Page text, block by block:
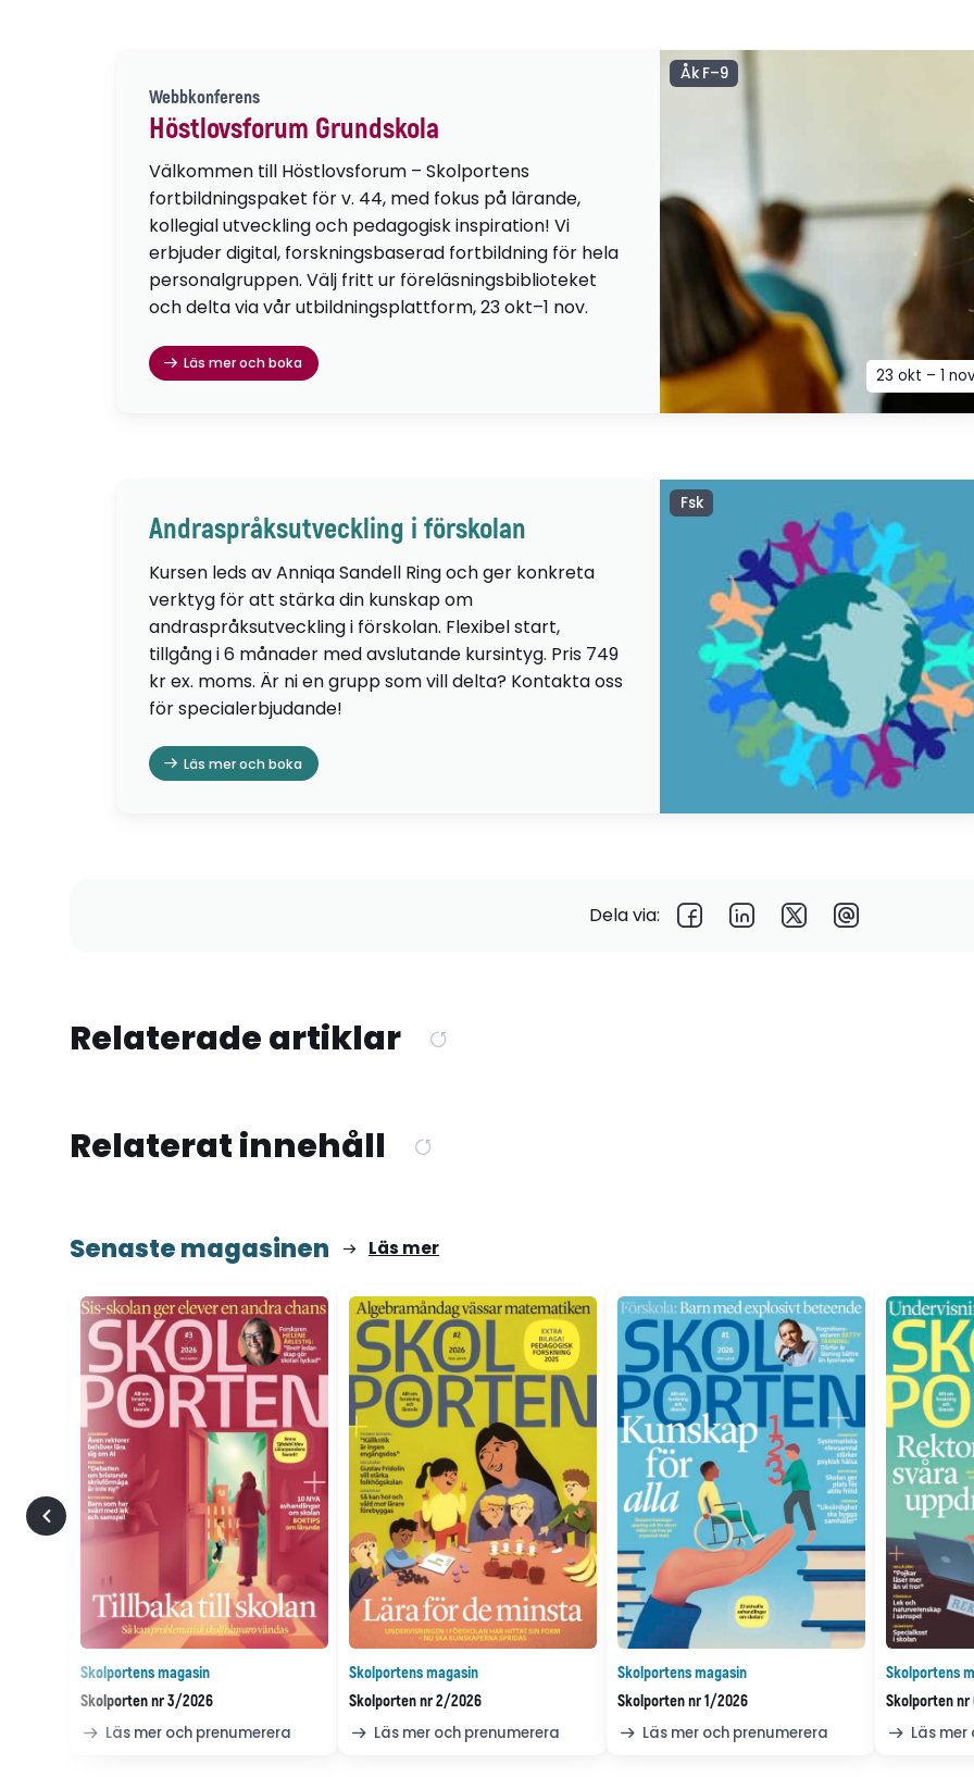
Webbkonferens
Höstlovsforum Grundskola
Välkommen till Höstlovsforum – Skolportens
fortbildningspaket för v. 44, med fokus på lärande,
kollegial utveckling och pedagogisk inspiration! Vi
erbjuder digital, forskningsbaserad fortbildning för hela
personalgruppen. Välj fritt ur föreläsningsbiblioteket
och delta via vår utbildningsplattform, 23 okt–1 nov.
Läs mer och boka
Åk F–9
23 okt – 1
Andraspråksutveckling i förskolan
Kursen leds av Anniqa Sandell Ring och ger konkreta
verktyg för att stärka din kunskap om
andraspråksutveckling i förskolan. Flexibel start,
tillgång i 6 månader med avslutande kursintyg. Pris 749
kr ex. moms. Är ni en grupp som vill delta? Kontakta oss
för specialerbjudande!
Läs mer och boka
Fsk
Dela via:
Relaterade artiklar
Relaterat innehåll
Senaste magasinen Läs mer
Skolportens magasin
Skolporten nr 3/2026
Läs mer och prenumerera
Skolportens magasin
Skolporten nr 2/2026
Läs mer och prenumerera
Skolportens magasin
Skolporten nr 1/2026
Läs mer och prenumerera
Skolportens
Skolporten
Läs